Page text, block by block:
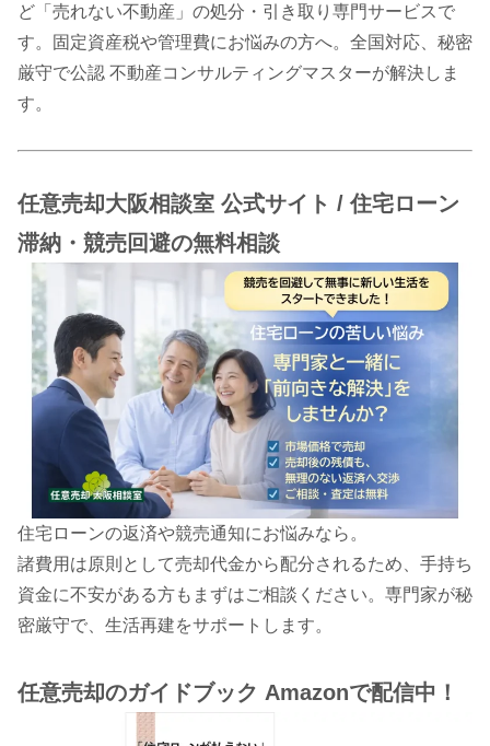
ど「売れない不動産」の処分・引き取り専門サービスで
す。固定資産税や管理費にお悩みの方へ。全国対応、秘密
厳守で公認 不動産コンサルティングマスターが解決しま
す。
任意売却大阪相談室 公式サイト / 住宅ローン
滞納・競売回避の無料相談
住宅ローンの返済や競売通知にお悩みなら。
諸費用は原則として売却代金から配分されるため、手持ち
資金に不安がある方もまずはご相談ください。専門家が秘
密厳守で、生活再建をサポートします。
任意売却のガイドブック Amazonで配信中！